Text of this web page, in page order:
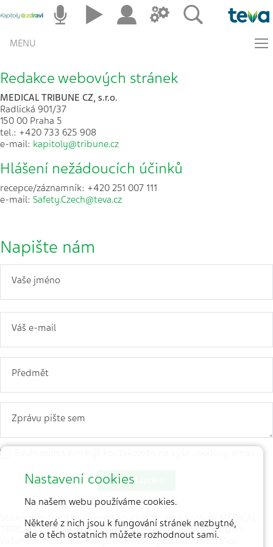
MENU
Redakce webových stránek
MEDICAL TRIBUNE CZ, s.r.o.
Radlická 901/37
150 00 Praha 5
tel.: +420 733 625 908
e-mail: kapitoly@tribune.cz
Hlášení nežádoucích účinků
recepce/záznamník: +420 251 007 111
e-mail: Safety.Czech@teva.cz
Napište nám
Vaše jméno
Váš e-mail
Předmět
Zprávu pište sem
Odeslat zprávu
Stisknutím tlačítka odeslat souhlasíte, aby správce MEDICAL
TRIBUNE CZ, s.r.o. zpracoval Vaše údaje za účelem vyřízení
Vašeho dotazu. Souhlas je možné kdykoliv odvolat. Více
Nastavení cookies
Na našem webu používáme cookies.
Některé z nich jsou k fungování stránek nezbytné,
ale o těch ostatních můžete rozhodnout sami.